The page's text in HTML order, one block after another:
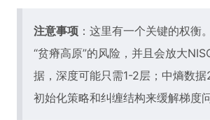
注意事项 ：这里有一个关键的权
“贫瘠高原”的风险，并且会放大
据，深度可能只需1-2层；中熵数
初始化策略和纠缠结构来缓解梯度问